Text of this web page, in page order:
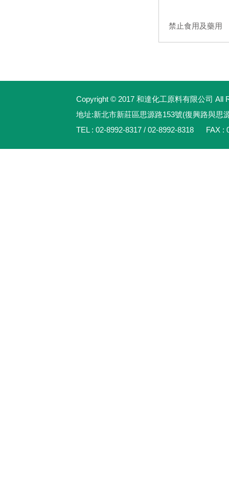
禁止食用及藥用
Copyright © 2017 和達化工原料有限公司 All
地址:新北市新莊區思源路153號(復興路與思
TEL : 02-8992-8317 / 02-8992-8318 FAX :